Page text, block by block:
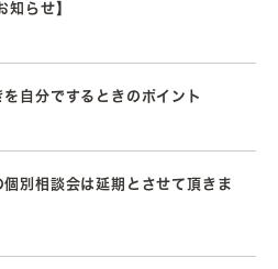
らせ】
自分でするときのポイント
別相談会は延期とさせて頂きま